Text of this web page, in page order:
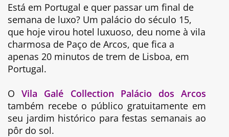
Está em Portugal e quer passar um final de
semana de luxo? Um palácio do século 15,
que hoje virou hotel luxuoso, deu nome à vila
charmosa de Paço de Arcos, que fica a
apenas 20 minutos de trem de Lisboa, em
Portugal.
OVila Galé Collection Palácio dos Arcos
também recebe o público gratuitamente em
seu jardim histórico para festas semanais ao
pôr do sol.